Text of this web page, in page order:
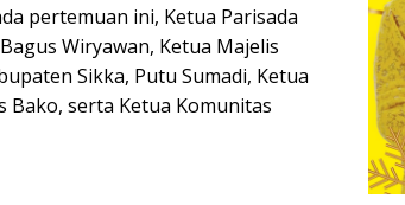
pertemuan ini, Ketua Parisada
Wiryawan, Ketua Majelis
Sikka, Putu Sumadi, Ketua
Bako, serta Ketua Komunitas